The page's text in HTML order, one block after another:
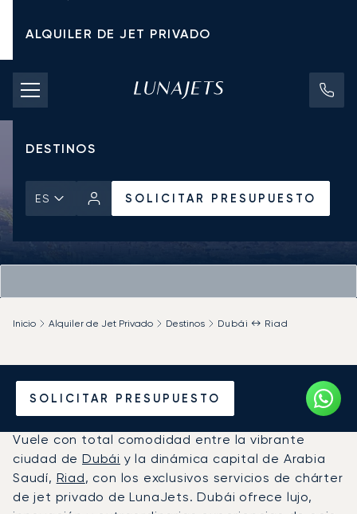
ALQUILER DE JET PRIVADO
TARIFAS DE CHÁRTER
JETS PRIVADOS
DESTINOS
ES SOLICITAR PRESUPUESTO
SOLICITAR PRESUPUESTO
Inicio Alquiler de Jet Privado Destinos Dubái ↔ Riad
Alquile un Jet Privado de
Dubái a Riad
Vuele con total comodidad entre la vibrante
ciudad deDubái y la dinámica capital de Arabia
Saudí, Riad, con los exclusivos servicios de chárter
de jet privado de LunaJets. Dubái ofrece lujo,